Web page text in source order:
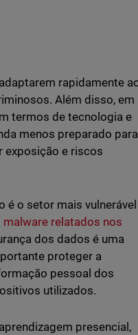
rapidamente
Além disso, em
termos de tecnologia e
menos preparado para
exposição e riscos
é o setor mais
relatados nos
dos dados é uma
proteger a
pessoal dos
utilizados.
presencial,